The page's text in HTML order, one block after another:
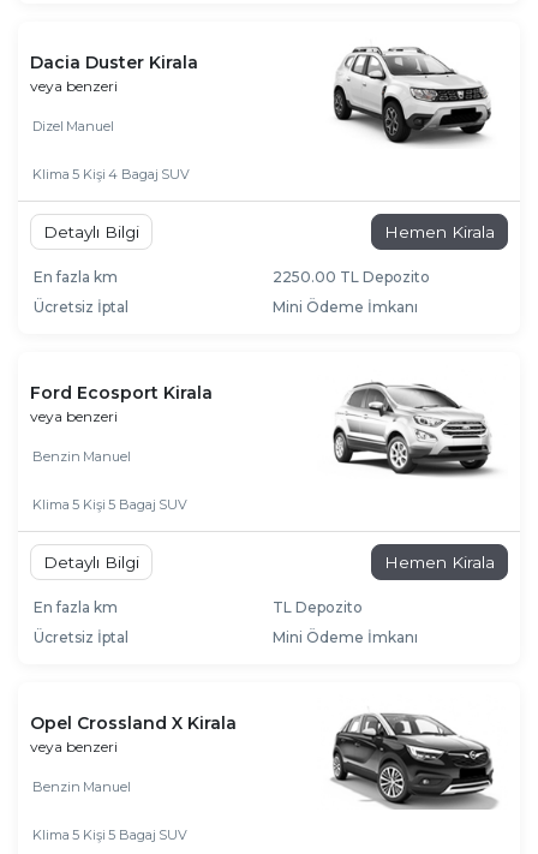
Dacia Duster Kirala
veya benzeri
Dizel Manuel
Klima 5 Kişi 4 Bagaj SUV
Detaylı Bilgi Hemen Kirala
En fazla km
2250.00 TL Depozito
Ücretsiz İptal
Mini Ödeme İmkanı
Ford Ecosport Kirala
veya benzeri
Benzin Manuel
Klima 5 Kişi 5 Bagaj SUV
Detaylı Bilgi Hemen Kirala
En fazla km
TL Depozito
Ücretsiz İptal
Mini Ödeme İmkanı
Opel Crossland X Kirala
veya benzeri
Benzin Manuel
Klima 5 Kişi 5 Bagaj SUV